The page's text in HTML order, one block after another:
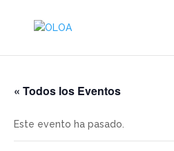
« Todos los Eventos
Este evento ha pasado.